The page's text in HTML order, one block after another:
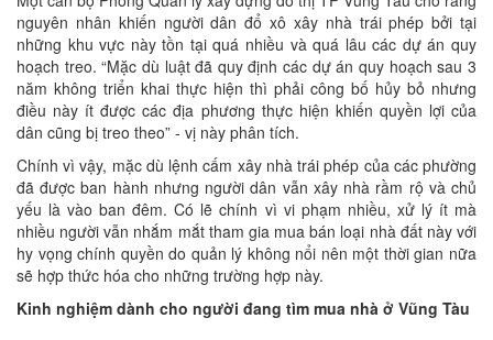
nguyên nhân khiến người dân đổ xô xây nhà trái phép bởi tại
những khu vực này tồn tại quá nhiều và quá lâu các dự án quy
hoạch treo. “Mặc dù luật đã quy định các dự án quy hoạch sau 3
năm không triển khai thực hiện thì phải công bố hủy bỏ nhưng
điều này ít được các địa phương thực hiện khiến quyền lợi của
dân cũng bị treo theo” - vị này phân tích.
Chính vì vậy, mặc dù lệnh cấm xây nhà trái phép của các phường
đã được ban hành nhưng người dân vẫn xây nhà rầm rộ và chủ
yếu là vào ban đêm. Có lẽ chính vì vi phạm nhiều, xử lý ít mà
nhiều người vẫn nhắm mắt tham gia mua bán loại nhà đất này với
hy vọng chính quyền do quản lý không nổi nên một thời gian nữa
sẽ hợp thức hóa cho những trường hợp này.
Kinh nghiệm dành cho người đang tìm mua nhà ở Vũng Tàu